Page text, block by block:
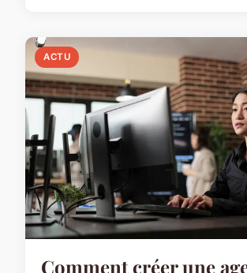
ACTU
Comment créer une